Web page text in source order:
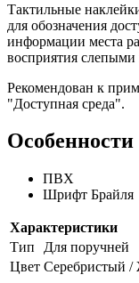
Тактильные
для обозначения
информации места
восприятия
Рекомендован к
"Доступная среда".
Особенности
ПВХ
Шрифт Брайля
Характеристики
Тип
Для поручней
Цвет Серебристый /